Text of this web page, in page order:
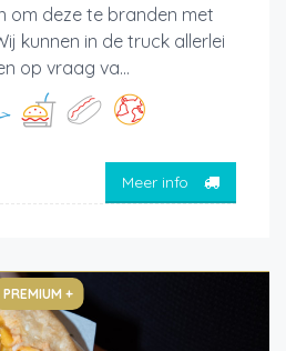
om deze te branden met
kunnen in de truck allerlei
op vraag va...
Meer info
PREMIUM +